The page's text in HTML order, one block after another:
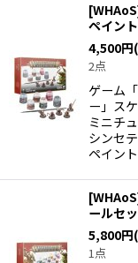
ペイン
4,500円
2点
ゲーム
ー」ス
ミニチ
シンセ
ペイン
ールセ
5,800円
1点